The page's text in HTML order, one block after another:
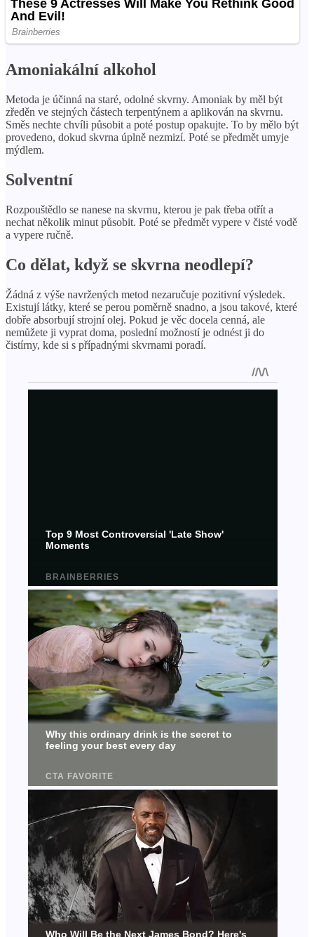
Amoniakální alkohol
Metoda je účinná na staré, odolné skvrny. Amoniak by měl být
zředěn ve stejných částech terpentýnem a aplikován na skvrnu.
Směs nechte chvíli působit a poté postup opakujte. To by mělo být
provedeno, dokud skvrna úplně nezmizí. Poté se předmět umyje
mýdlem.
Solventní
Rozpouštědlo se nanese na skvrnu, kterou je pak třeba otřít a
nechat několik minut působit. Poté se předmět vypere v čisté vodě
a vypere ručně.
Co dělat, když se skvrna neodlepí?
Žádná z výše navržených metod nezaručuje pozitivní výsledek.
Existují látky, které se perou poměrně snadno, a jsou takové, které
dobře absorbují strojní olej. Pokud je věc docela cenná, ale
nemůžete ji vyprat doma, poslední možností je odnést ji do
čistírny, kde si s případnými skvrnami poradí.